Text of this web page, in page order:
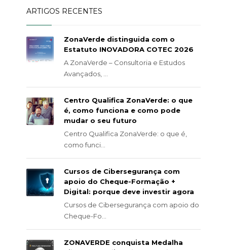
ARTIGOS RECENTES
ZonaVerde distinguida com o
Estatuto INOVADORA COTEC 2026
A ZonaVerde – Consultoria e Estudos
Avançados, ...
Centro Qualifica ZonaVerde: o que
é, como funciona e como pode
mudar o seu futuro
Centro Qualifica ZonaVerde: o que é,
como funci...
Cursos de Cibersegurança com
apoio do Cheque-Formação +
Digital: porque deve investir agora
Cursos de Cibersegurança com apoio do
Cheque-Fo...
ZONAVERDE conquista Medalha